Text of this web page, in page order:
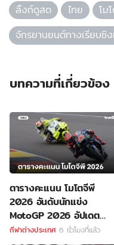
ลิ้งก์ดูสด
ไทย โม
จักรยานยนต์ทางเรียบชิ
บทความที่เกี่ยวข้อง
ตารางคะแนน โมโตจีพี
2026 อันดับนักแข่ง
MotoGP 2026 อัปเดต
ล่าสุด
กีฬาต่างประเทศ 6 ชั่วโมงที่แล้ว